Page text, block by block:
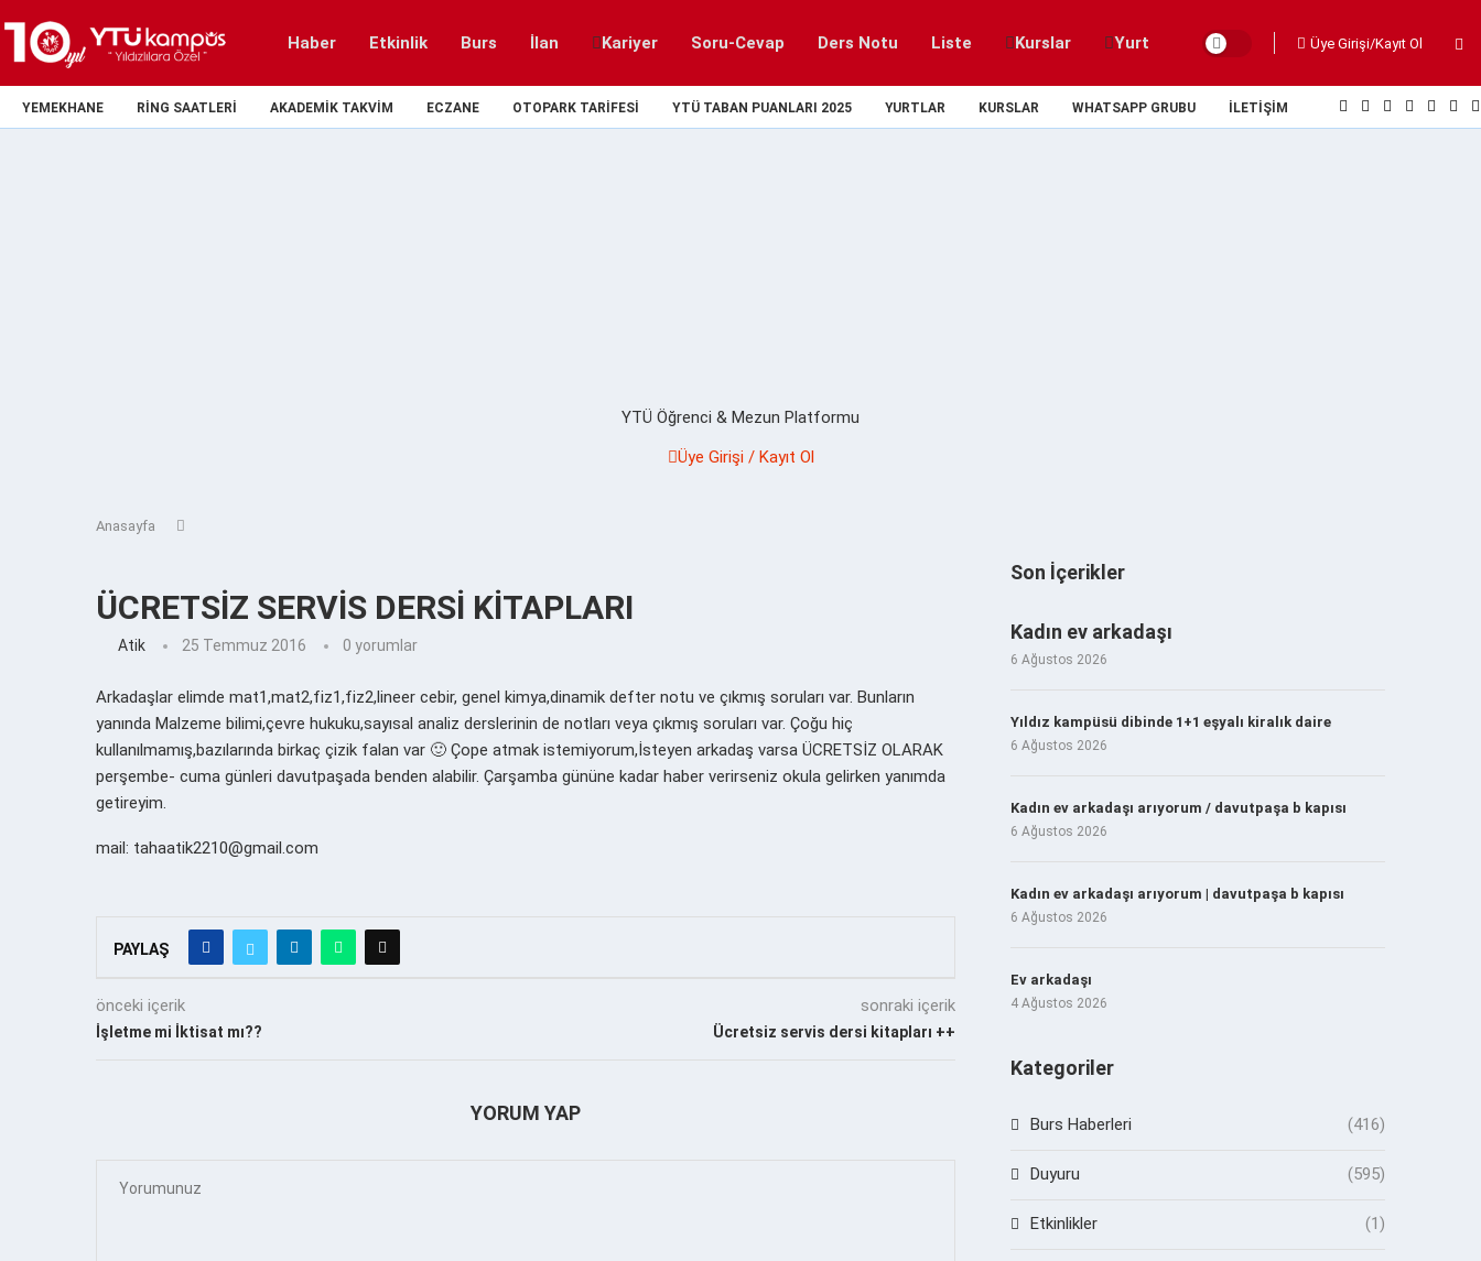
Haber Etkinlik Burs İlan Kariyer Soru-Cevap Ders Notu Liste Kurslar Yurt Üye Girişi/Kayıt Ol
YEMEKHANE RING SAATLERI AKADEMIK TAKVIM ECZANE OTOPARK TARIFESI YTÜ TABAN PUANLARI 2025 YURTLAR KURSLAR WHATSAPP GRUBU İLETIŞIM
YTÜ Öğrenci & Mezun Platformu
Üye Girişi / Kayıt Ol
Anasayfa
ÜCRETSİZ SERVİS DERSİ KİTAPLARI
Atik 25 Temmuz 2016 0 yorumlar
Arkadaşlar elimde mat1,mat2,fiz1,fiz2,lineer cebir, genel kimya,dinamik defter notu ve çıkmış soruları var. Bunların
yanında Malzeme bilimi,çevre hukuku,sayısal analiz derslerinin de notları veya çıkmış soruları var. Çoğu hiç
kullanılmamış,bazılarında birkaç çizik falan var 🙂 Çope atmak istemiyorum,İsteyen arkadaş varsa ÜCRETSİZ OLARAK
perşembe- cuma günleri davutpaşada benden alabilir. Çarşamba gününe kadar haber verirseniz okula gelirken yanımda
getireyim.
mail: tahaatik2210@gmail.com
PAYLAŞ
önceki içerik
İşletme mi İktisat mı??
sonraki içerik
Ücretsiz servis dersi kitapları ++
YORUM YAP
Son İçerikler
Kadın ev arkadaşı
6 Ağustos 2026
Yıldız kampüsü dibinde 1+1 eşyalı kiralık daire
6 Ağustos 2026
Kadın ev arkadaşı arıyorum / davutpaşa b kapısı
6 Ağustos 2026
Kadın ev arkadaşı arıyorum | davutpaşa b kapısı
6 Ağustos 2026
Ev arkadaşı
4 Ağustos 2026
Kategoriler
Burs Haberleri (416)
Duyuru (595)
Etkinlikler (1)